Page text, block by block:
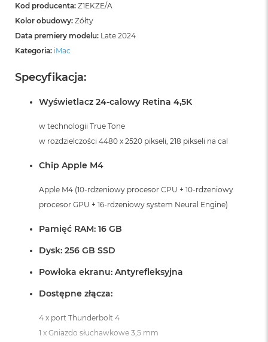
Kod producenta: Z1EKZE/A
Kolor obudowy: Żółty
Data premiery modelu: Late 2024
Kategoria: iMac
Specyfikacja:
Wyświetlacz 24-calowy Retina 4,5K
w technologii True Tone
w rozdzielczości 4480 x 2520 pikseli, 218 pikseli na cal
Chip Apple M4
Apple M4 (10-rdzeniowy procesor CPU + 10-rdzeniowy
procesor GPU + 16-rdzeniowy system Neural Engine)
Pamięć RAM: 16 GB
Dysk: 256 GB SSD
Powłoka ekranu: Antyrefleksyjna
Dostępne złącza:
4 x port Thunderbolt 4
1 x Gniazdo słuchawkowe 3,5 mm